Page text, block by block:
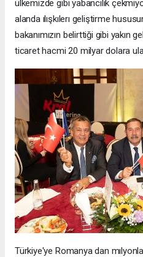
ülkemizde gibi yabancılık
alanda ılışkılerı geliştirme
bakanımızın belirttiği gibi yakın
ticaret hacmi 20 milyar dolara
Türkiye'ye Romanya dan